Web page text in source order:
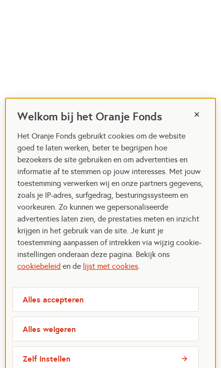
Welkom bij het Oranje Fonds
Het Oranje Fonds gebruikt cookies om de website
goed te laten werken, beter te begrijpen hoe
bezoekers de site gebruiken en om advertenties en
informatie af te stemmen op jouw interesses. Met jouw
toestemming verwerken wij en onze partners gegevens,
zoals je IP-adres, surfgedrag, besturingssysteem en
voorkeuren. Zo kunnen we gepersonaliseerde
advertenties laten zien, de prestaties meten en inzicht
krijgen in het gebruik van de site. Je kunt je
toestemming aanpassen of intrekken via wijzig cookie-
instellingen onderaan deze pagina. Bekijk ons
cookiebeleid en de lijst met cookies.
Alles accepteren
Alles weigeren
Zelf instellen